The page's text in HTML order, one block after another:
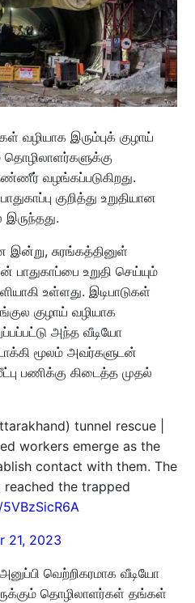
வழியாக இரும்புக் குழாய்
வழங்கப்படுகிறது.
குறித்து உறுதியான
இன்று, சுரங்கத்தினுள்
பாதுகாப்பை உறுதி செய்யும்
உள்ளது. இடிபாடுகள்
குழாய் வழியாக
அந்த வீடியோ
மூலம் அவர்களுடன்
பணிக்கு கிடைத்த முதல்
tunnel rescue |
workers emerge as the
contact with them. The
the trapped
21, 2023
வெற்றிகரமாக வீடியோ
தொழிலாளர்கள் தங்கள்